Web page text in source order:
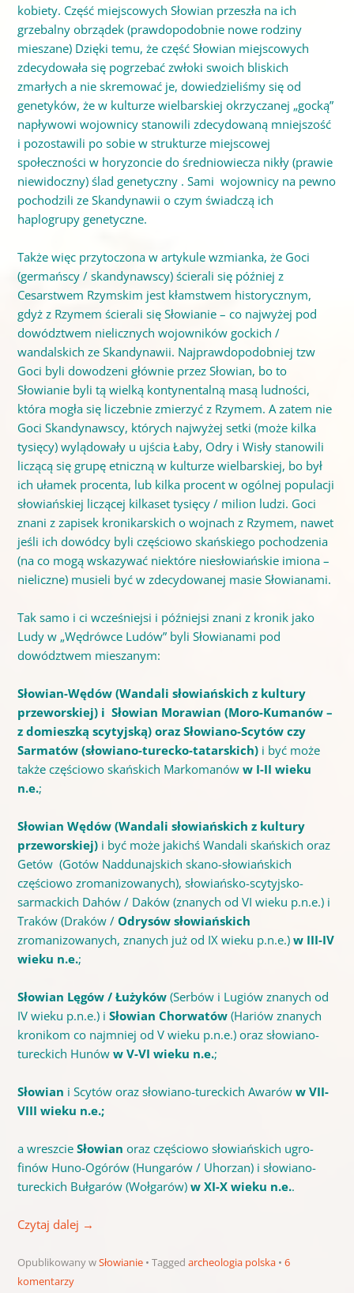
kobiety. Część miejscowych Słowian przeszła na ich
grzebalny obrządek (prawdopodobnie nowe rodziny
mieszane) Dzięki temu, że część Słowian miejscowych
zdecydowała się pogrzebać zwłoki swoich bliskich
zmarłych a nie skremować je, dowiedzieliśmy się od
genetyków, że w kulturze wielbarskiej okrzyczanej „gocką”
napływowi wojownicy stanowili zdecydowaną mniejszość
i pozostawili po sobie w strukturze miejscowej
społeczności w horyzoncie do średniowiecza nikły (prawie
niewidoczny) ślad genetyczny . Sami wojownicy na pewno
pochodzili ze Skandynawii o czym świadczą ich
haplogrupy genetyczne.
Także więc przytoczona w artykule wzmianka, że Goci
(germańscy / skandynawscy) ścierali się później z
Cesarstwem Rzymskim jest kłamstwem historycznym,
gdyż z Rzymem ścierali się Słowianie – co najwyżej pod
dowództwem nielicznych wojowników gockich /
wandalskich ze Skandynawii. Najprawdopodobniej tzw
Goci byli dowodzeni głównie przez Słowian, bo to
Słowianie byli tą wielką kontynentalną masą ludności,
która mogła się liczebnie zmierzyć z Rzymem. A zatem nie
Goci Skandynawscy, których najwyżej setki (może kilka
tysięcy) wylądowały u ujścia Łaby, Odry i Wisły stanowili
liczącą się grupę etniczną w kulturze wielbarskiej, bo był
ich ułamek procenta, lub kilka procent w ogólnej populacji
słowiańskiej liczącej kilkaset tysięcy / milion ludzi. Goci
znani z zapisek kronikarskich o wojnach z Rzymem, nawet
jeśli ich dowódcy byli częściowo skańskiego pochodzenia
(na co mogą wskazywać niektóre niesłowiańskie imiona –
nieliczne) musieli być w zdecydowanej masie Słowianami.
Tak samo i ci wcześniejsi i późniejsi znani z kronik jako
Ludy w „Wędrówce Ludów” byli Słowianami pod
dowództwem mieszanym:
Słowian-Wędów (Wandali słowiańskich z kultury
przeworskiej) i Słowian Morawian (Moro-Kumanów –
z domieszką scytyjską) oraz Słowiano-Scytów czy
Sarmatów (słowiano-turecko-tatarskich)i być może
także częściowo skańskich Markomanów w I-II wieku
n.e.;
Słowian Wędów (Wandali słowiańskich z kultury
przeworskiej)i być może jakichś Wandali skańskich oraz
Getów (Gotów Naddunajskich skano-słowiańskich
częściowo zromanizowanych), słowiańsko-scytyjsko-
sarmackich Dahów / Daków (znanych od VI wieku p.n.e.) i
Traków (Draków / Odrysów słowiańskich
zromanizowanych, znanych już od IX wieku p.n.e.) w III-IV
wieku n.e.;
Słowian Lęgów / Łużyków(Serbów i Lugiów znanych od
IV wieku p.n.e.) i Słowian Chorwatów(Hariów znanych
kronikom co najmniej od V wieku p.n.e.)oraz słowiano-
tureckich Hunów w V-VI wieku n.e.;
Słowian i Scytów oraz słowiano-tureckich Awarów w VII-
VIII wieku n.e.;
a wreszcie Słowian oraz częściowo słowiańskich ugro-
finów Huno-Ogórów (Hungarów / Uhorzan) i słowiano-
tureckich Bułgarów (Wołgarów) w XI-X wieku n.e..
Czytaj dalej →
Opublikowany wSłowianie Tagged archeologia polska
6
komentarzy